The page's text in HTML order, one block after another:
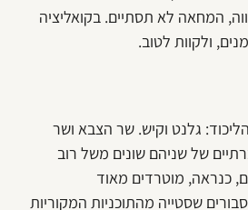
המחאה לא תסתיים. בקואליציה
ולקוות לטוב.
גלנט וקיש. שר הצבא ושר
של שניהם שונים משל רוב
כנראה, מוטרדים מאוד
שסטייה מהתוכניות המקוריות